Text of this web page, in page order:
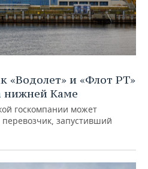
«Водолет» и «Флот РТ»
нижней Каме
госкомпании может
запустивший